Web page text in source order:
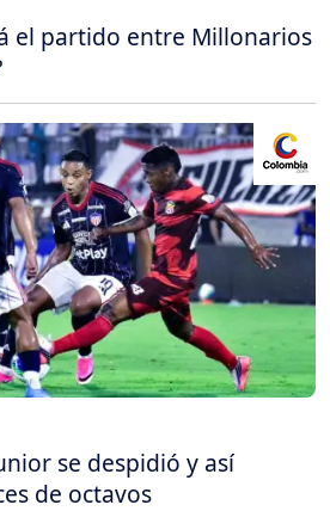
el partido entre Millonarios
se despidió y así
de octavos